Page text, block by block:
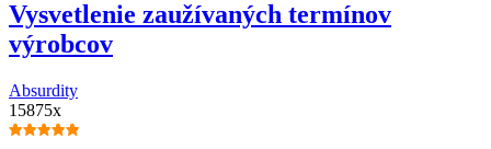
Vysvetlenie zaužívaných termínov
výrobcov
Absurdity
15875x